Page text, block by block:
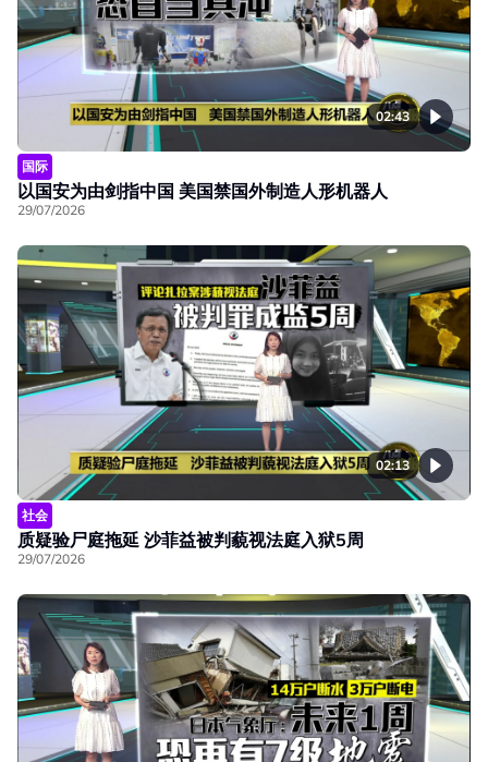
02:43
国际
以国安为由剑指中国 美国禁国外制造人形机器人
29/07/2026
02:13
社会
质疑验尸庭拖延 沙菲益被判藐视法庭入狱5周
29/07/2026